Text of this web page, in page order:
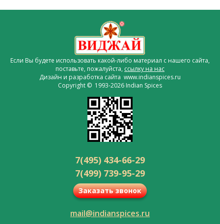
Если Вы будете использовать какой-либо материал с нашего сайта,
поставьте, пожалуйста, ссылку на нас
Дизайн и разработка сайта www.indianspices.ru
Copyright © 1993-2026 Indian Spices
7(495) 434-66-29
7(499) 739-95-29
Заказать звонок
mail@indianspices.ru